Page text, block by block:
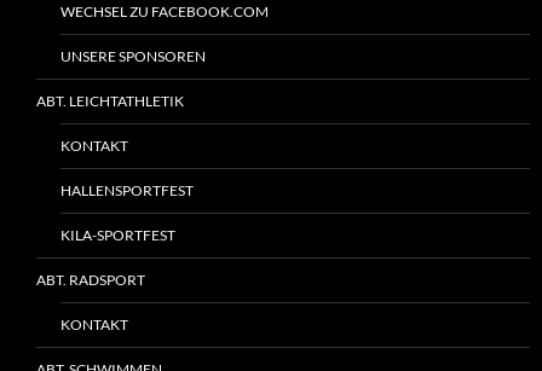
WECHSEL ZU FACEBOOK.COM
UNSERE SPONSOREN
ABT. LEICHTATHLETIK
KONTAKT
HALLENSPORTFEST
KILA-SPORTFEST
ABT. RADSPORT
KONTAKT